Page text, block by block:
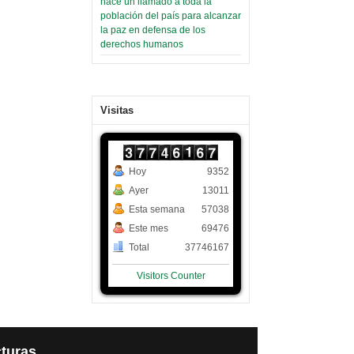
población del país para alcanzar
la paz en defensa de los
derechos humanos
Visitas
Hoy
Ayer
Esta semana
Este mes
Total
9352
13011
57038
69476
37746167
Visitors Counter